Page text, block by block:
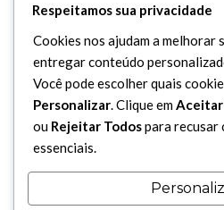
ser. O homem respondeu: “Temos
(A.S.) disse: “Aquele que espera por
e aquele que teme algo deve fugir do
a veracidade do temor de um
com o qual se depara, e não
que o atinja, para que venha a obter o
Respeitamos sua privacidade
Cookies nos ajudam a melhorar
entregar conteúdo
Você pode escolher quais
Personalizar. Clique emAceitar
ou Rejeitar Todospara recusar
essenciais.